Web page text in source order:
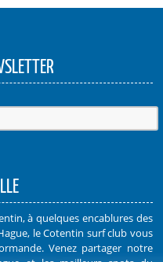
à quelques encablures des
le Cotentin surf club vous
Venez partager notre